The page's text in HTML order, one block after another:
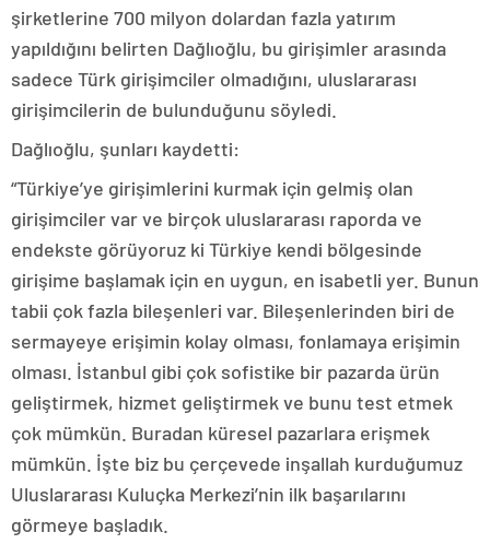
şirketlerine 700 milyon dolardan fazla yatırım
yapıldığını belirten Dağlıoğlu, bu girişimler arasında
sadece Türk girişimciler olmadığını, uluslararası
girişimcilerin de bulunduğunu söyledi.
Dağlıoğlu, şunları kaydetti:
“Türkiye’ye girişimlerini kurmak için gelmiş olan
girişimciler var ve birçok uluslararası raporda ve
endekste görüyoruz ki Türkiye kendi bölgesinde
girişime başlamak için en uygun, en isabetli yer. Bunun
tabii çok fazla bileşenleri var. Bileşenlerinden biri de
sermayeye erişimin kolay olması, fonlamaya erişimin
olması. İstanbul gibi çok sofistike bir pazarda ürün
geliştirmek, hizmet geliştirmek ve bunu test etmek
çok mümkün. Buradan küresel pazarlara erişmek
mümkün. İşte biz bu çerçevede inşallah kurduğumuz
Uluslararası Kuluçka Merkezi’nin ilk başarılarını
görmeye başladık.